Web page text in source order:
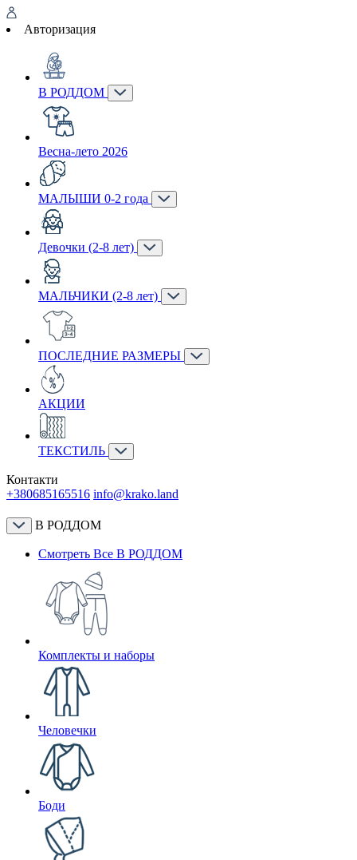
Авторизация
В РОДДОМ
Весна-лето 2026
МАЛЫШИ 0-2 года
Девочки (2-8 лет)
МАЛЬЧИКИ (2-8 лет)
ПОСЛЕДНИЕ РАЗМЕРЫ
АКЦИИ
ТЕКСТИЛЬ
Контакти
+380685165516 info@krako.land
В РОДДОМ
Смотреть Все В РОДДОМ
Комплекты и наборы
Человечки
Боди